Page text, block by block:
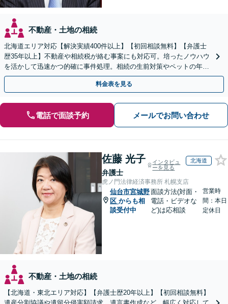
不動産・土地の相続
北海道エリア対応【解決実績400件以上】【初回相談無料】【弁護士
歴35年以上】不動産や相続税が絡む事案にも対応可。培ったノウハウ
を活かして迅速かつ的確に事件処理。相続の生前対策やペットの年金
システムもお任せ【完全個室】【自衛隊前駅8分】
料金表を見る
電話で面談予約 メールでお問い合わせ
佐藤 光子
弁護士
インタビュ
ーを見る
北海道
虎ノ門法律経済事務所 札幌支店
仙台市宮城野
区 からも相
談受付中
面談方法(対面・
電話・ビデオな
ど)は応相談
営業時
間：本日
定休日
不動産・土地の相続
【北海道・東北エリア対応】【弁護士歴20年以上】【初回相談無料】